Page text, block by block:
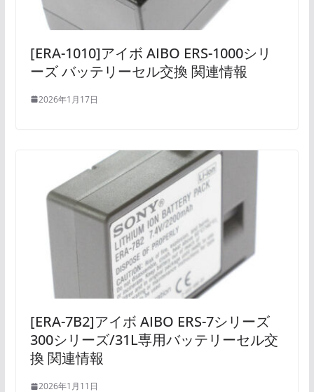
[ERA-1010]アイボ AIBO ERS-1000シリ
ーズ バッテリーセル交換 関連情報
2026年1月17日
[ERA-7B2]アイボ AIBO ERS-7シリーズ
300シリーズ/31L専用バッテリーセル交
換 関連情報
2026年1月11日